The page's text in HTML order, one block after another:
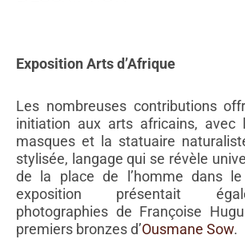
Exposition Arts d’Afrique
Les nombreuses contributions
initiation aux arts africains, avec
masques et la statuaire
stylisée, langage qui se révèle
de la place de l’homme dans
exposition présentait
photographies de Françoise
premiers bronzes d’Ousmane Sow.